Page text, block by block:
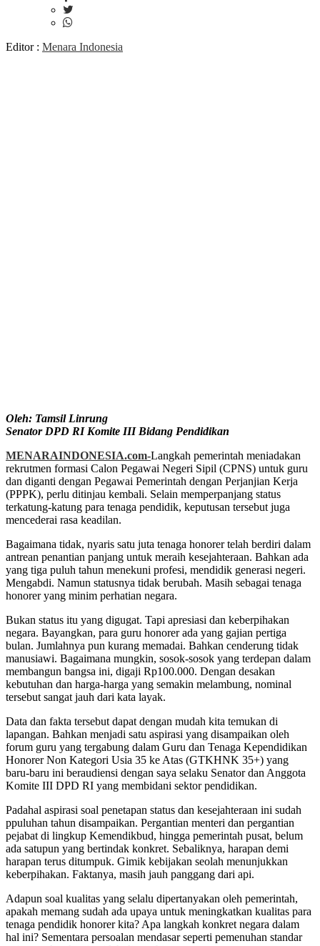
Editor : Menara Indonesia
Oleh: Tamsil Linrung
Senator DPD RI Komite III Bidang Pendidikan
MENARAINDONESIA.com-Langkah pemerintah meniadakan
rekrutmen formasi Calon Pegawai Negeri Sipil (CPNS) untuk guru
dan diganti dengan Pegawai Pemerintah dengan Perjanjian Kerja
(PPPK), perlu ditinjau kembali. Selain memperpanjang status
terkatung-katung para tenaga pendidik, keputusan tersebut juga
mencederai rasa keadilan.
Bagaimana tidak, nyaris satu juta tenaga honorer telah berdiri dalam
antrean penantian panjang untuk meraih kesejahteraan. Bahkan ada
yang tiga puluh tahun menekuni profesi, mendidik generasi negeri.
Mengabdi. Namun statusnya tidak berubah. Masih sebagai tenaga
honorer yang minim perhatian negara.
Bukan status itu yang digugat. Tapi apresiasi dan keberpihakan
negara. Bayangkan, para guru honorer ada yang gajian pertiga
bulan. Jumlahnya pun kurang memadai. Bahkan cenderung tidak
manusiawi. Bagaimana mungkin, sosok-sosok yang terdepan dalam
membangun bangsa ini, digaji Rp100.000. Dengan desakan
kebutuhan dan harga-harga yang semakin melambung, nominal
tersebut sangat jauh dari kata layak.
Data dan fakta tersebut dapat dengan mudah kita temukan di
lapangan. Bahkan menjadi satu aspirasi yang disampaikan oleh
forum guru yang tergabung dalam Guru dan Tenaga Kependidikan
Honorer Non Kategori Usia 35 ke Atas (GTKHNK 35+) yang
baru-baru ini beraudiensi dengan saya selaku Senator dan Anggota
Komite III DPD RI yang membidani sektor pendidikan.
Padahal aspirasi soal penetapan status dan kesejahteraan ini sudah
ppuluhan tahun disampaikan. Pergantian menteri dan pergantian
pejabat di lingkup Kemendikbud, hingga pemerintah pusat, belum
ada satupun yang bertindak konkret. Sebaliknya, harapan demi
harapan terus ditumpuk. Gimik kebijakan seolah menunjukkan
keberpihakan. Faktanya, masih jauh panggang dari api.
Adapun soal kualitas yang selalu dipertanyakan oleh pemerintah,
apakah memang sudah ada upaya untuk meningkatkan kualitas para
tenaga pendidik honorer kita? Apa langkah konkret negara dalam
hal ini? Sementara persoalan mendasar seperti pemenuhan standar